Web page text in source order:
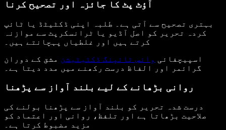
آؤٹ پٹ کا جائزہ اور تصحیح کرنا
بہتری تصحیح سے آتی ہے۔ طلبہ اپنی ڈکٹیٹڈ یا ٹائپ
کردہ تحریر کو اصل آڈیو یا ٹرانسکرپٹ سے موازنہ
کرتے ہیں اور غلطیاں پہچانتے ہیں۔
اسپیچفائی وائس ٹائپنگ ڈکٹیٹیشن مشق کے دوران
گرائمر اور الفاظ درست رکھنے میں مدد دیتا ہے۔
روانی بڑھانے کے لیے بلند آواز سے پڑھنا
درست شدہ تحریر کو بلند آواز سے پڑھنا بولنے کی
صلاحیت بڑھاتا ہے اور تلفظ، روانی اور اعتماد کو
مزید مضبوط کرتا ہے۔